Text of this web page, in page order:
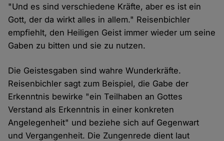
"Und es sind verschiedene Kräfte, aber es ist ein
Gott, der da wirkt alles in allem." Reisenbichler
empfiehlt, den Heiligen Geist immer wieder um seine
Gaben zu bitten und sie zu nutzen.
Die Geistesgaben sind wahre Wunderkräfte.
Reisenbichler sagt zum Beispiel, die Gabe der
Erkenntnis bewirke "ein Teilhaben an Gottes
Verstand als Erkenntnis in einer konkreten
Angelegenheit" und beziehe sich auf Gegenwart
und Vergangenheit. Die Zungenrede dient laut